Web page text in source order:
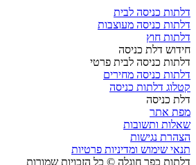
דלתות כניסה לבית
דלתות כניסה מעוצבות
דלתות חוץ
חידוש דלת כניסה
דלתות כניסה לבית פרטי
דלתות כניסה מחירים
קטלוג דלתות כניסה
דלת כניסה
מפת אתר
שאלות ותשובות
הצהרת נגישות
תנאי שימוש ומדיניות פרטיות
דלתות כפר חוגלה © כל הזכויות שמורות